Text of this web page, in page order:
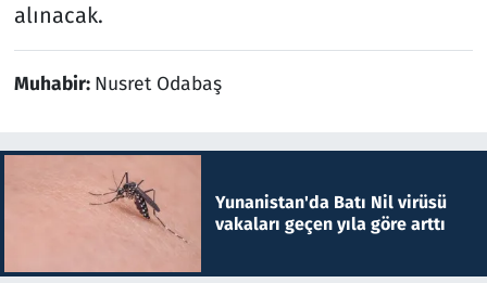
alınacak.
Muhabir: Nusret Odabaş
Yunanistan'da Batı Nil virüsü
vakaları geçen yıla göre arttı